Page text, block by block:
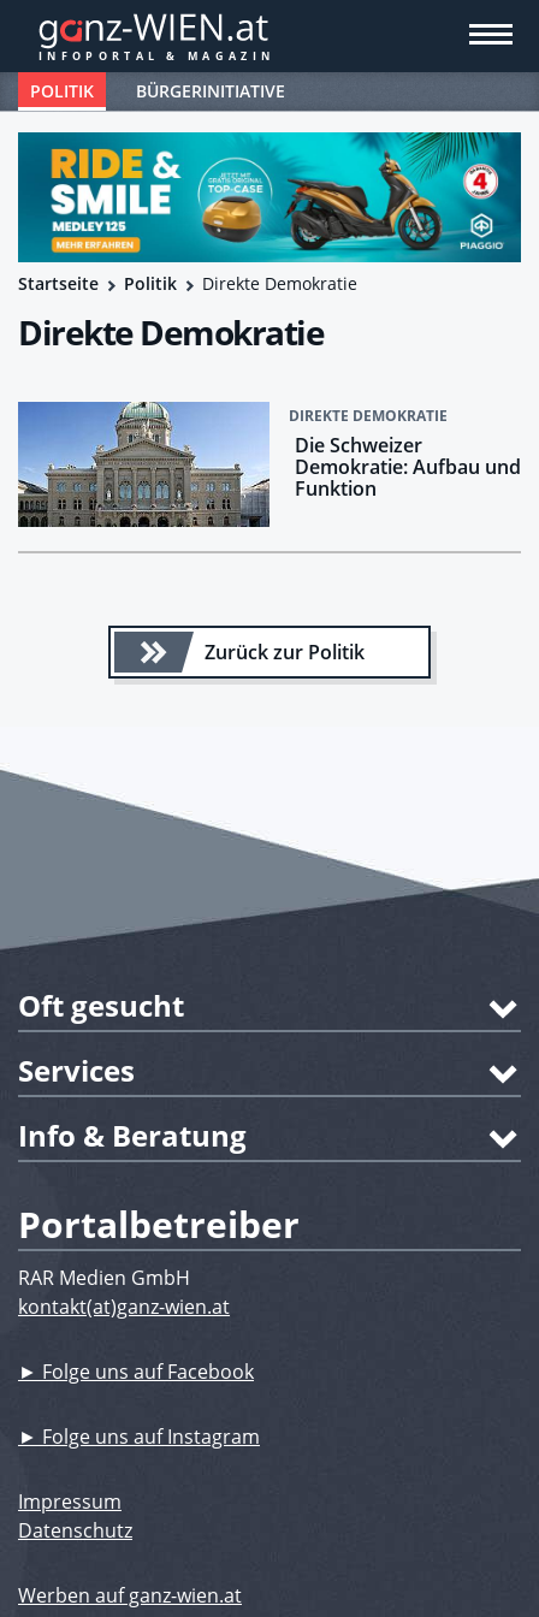
POLITIK BÜRGERINITIATIVE
Startseite Politik Direkte Demokratie
Direkte Demokratie
DIREKTE DEMOKRATIE
Die Schweizer
Demokratie: Aufbau und
Funktion
Zurück zur Politik
Oft gesucht
Services
Info & Beratung
Portalbetreiber
RAR Medien GmbH
kontakt(at)ganz-wien.at
► Folge uns auf Facebook
► Folge uns auf Instagram
Impressum
Datenschutz
Werben auf ganz-wien.at